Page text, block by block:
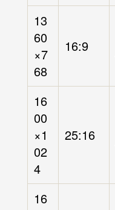
13
60
×7
68
16:9
16
00
×1
02
4
25:16
16